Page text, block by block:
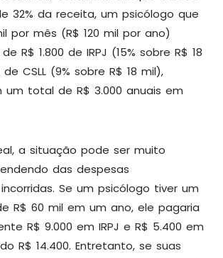
32% da receita, um psicólogo que
por mês (R$ 120 mil por ano)
R$ 1.800 de IRPJ (15% sobre R$ 18
CSLL (9% sobre R$ 18 mil),
um total de R$ 3.000 anuais em
a situação pode ser muito
das despesas
Se um psicólogo tiver um
R$ 60 mil em um ano, ele pagaria
R$ 9.000 em IRPJ e R$ 5.400 em
R$ 14.400. Entretanto, se suas